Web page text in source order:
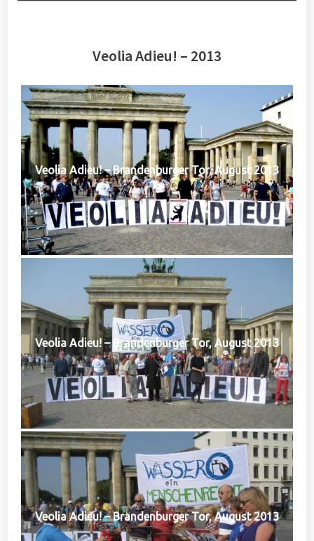
Veolia Adieu! – 2013
Veolia Adieu! – Brandenburger Tor, August 2013
Veolia Adieu! – Brandenburger Tor, August 2013
Veolia Adieu! – Brandenburger Tor, August 2013